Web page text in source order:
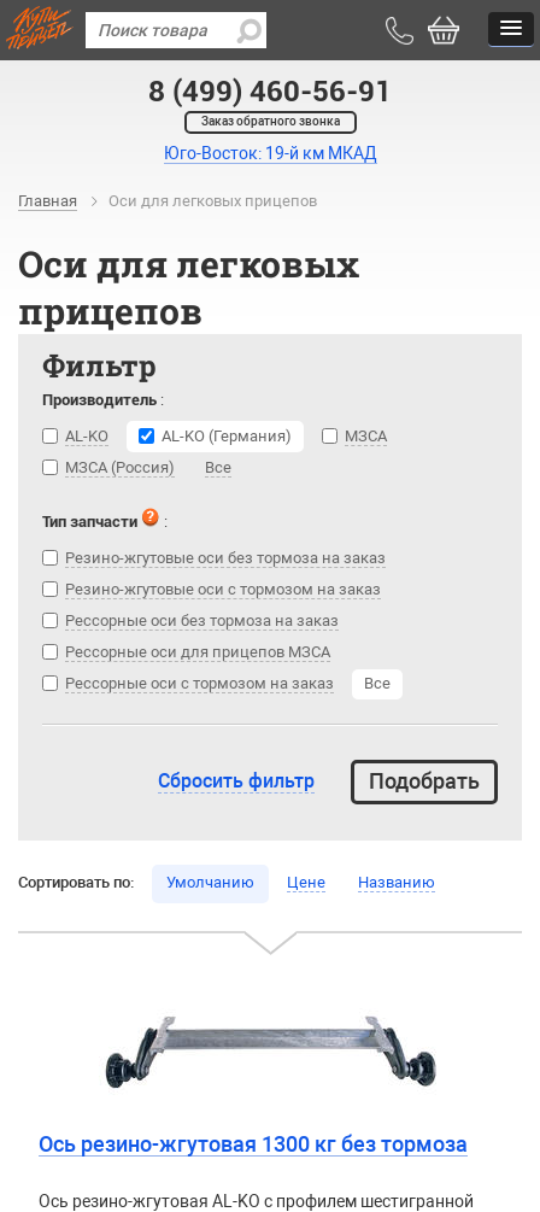
8 (499) 460-56-91
Заказ обратного звонка
Юго-Восток: 19-й км МКАД
Главная Оси для легковых прицепов
Оси для легковых
прицепов
Фильтр
Производитель :
AL-KO
AL-KO (Германия)
МЗСА
МЗСА (Россия)
Все
Тип запчасти
:
Резино-жгутовые оси без тормоза на заказ
Резино-жгутовые оси с тормозом на заказ
Рессорные оси без тормоза на заказ
Рессорные оси для прицепов МЗСА
Рессорные оси с тормозом на заказ
Все
Сбросить фильтр
Сортировать по: Умолчанию Цене Названию
Ось резино-жгутовая 1300 кг без тормоза
Ось резино-жгутовая AL-KO с профилем шестигранной